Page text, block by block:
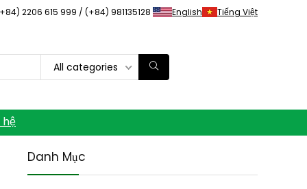
2206 615 999 / (+84) 981135128 English Tiếng Việt
All categories
hệ
Danh Mục